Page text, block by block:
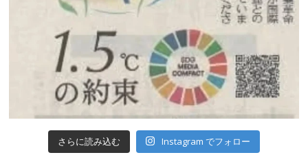
さらに読み込む Instagram でフォロー